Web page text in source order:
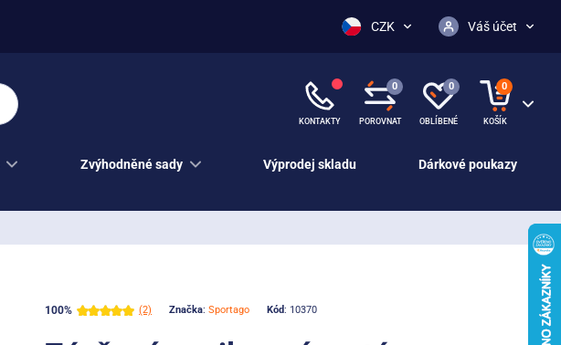
CZK Váš účet
KONTAKTY
0
POROVNAT
0
OBLÍBENÉ
0
KOŠÍK
Zvýhodněné sady Výprodej skladu Dárkové poukazy
100% (2) Značka: Sportago Kód: 10370